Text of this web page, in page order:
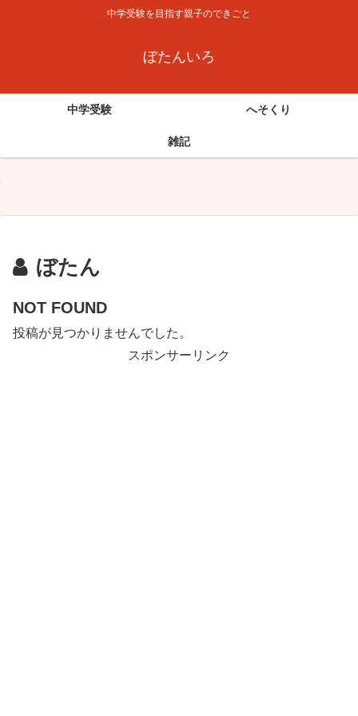
中学受験を目指す親子のできごと
ぼたんいろ
中学受験 へそくり
雑記
ぼたん
NOT FOUND
投稿が見つかりませんでした。
スポンサーリンク